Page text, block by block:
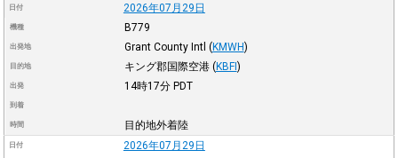
日付 2026年07月29日
機種 B779
出発地 Grant County Intl (KMWH)
目的地 キング郡国際空港 (KBFI )
出発 14時17分 PDT
到着
時間 目的地外着陸
日付 2026年07月29日